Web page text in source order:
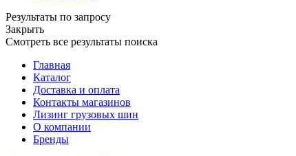
Результаты по запросу
Закрыть
Смотреть все результаты поиска
Главная
Каталог
Доставка и оплата
Контакты магазинов
Лизинг грузовых шин
О компании
Бренды